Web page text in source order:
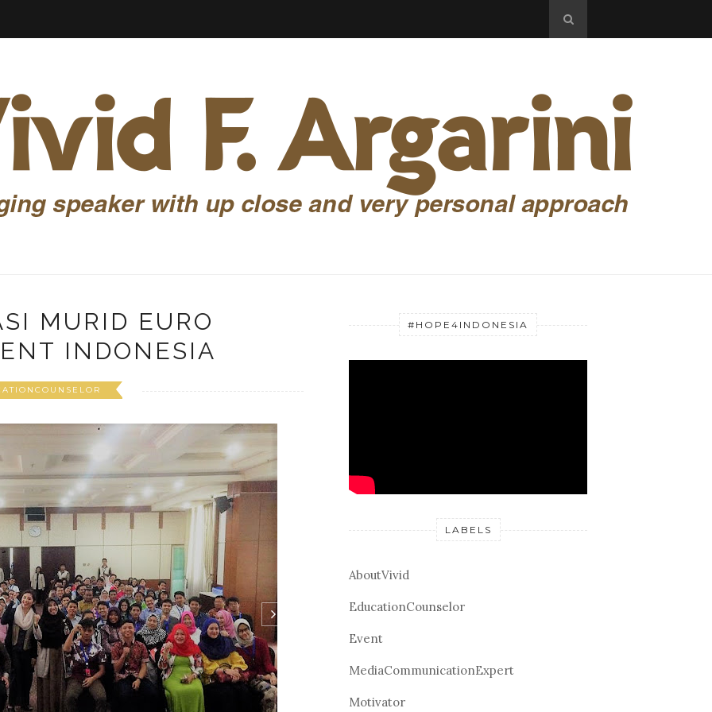
MURID EURO
INDONESIA
#HOPE4INDONESIA
LABELS
AboutVivid
EducationCounselor
Event
MediaCommunicationExpert
Motivator